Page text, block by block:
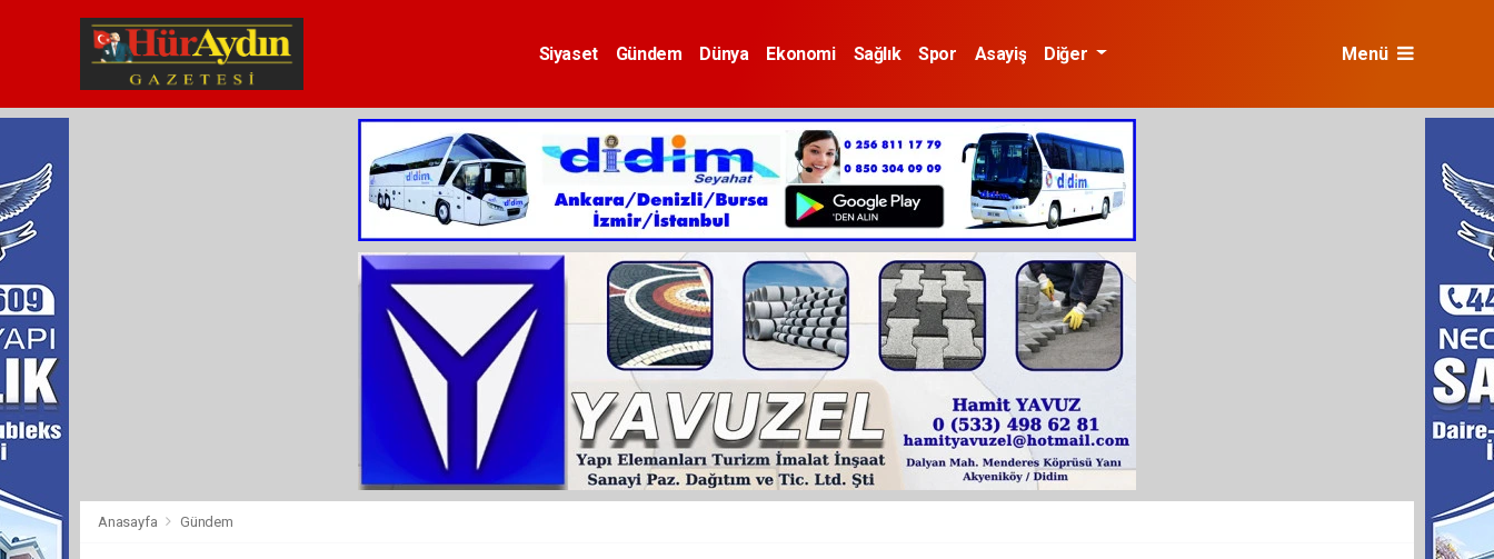
Siyaset Gündem Dünya Ekonomi Sağlık Spor Asayiş Diğer Menü
Anasayfa Gündem